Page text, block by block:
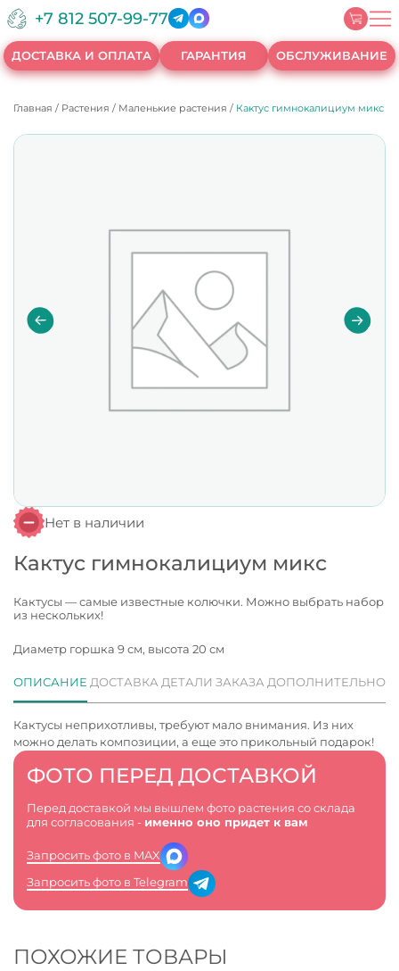
+7 812 507-99-77
ДОСТАВКА И ОПЛАТА ГАРАНТИЯ ОБСЛУЖИВАНИЕ
Главная / Растения / Маленькие растения / Кактус гимнокалициум микс
Нет в наличии
Кактус гимнокалициум микс
Кактусы — самые известные колючки. Можно выбрать набор
из нескольких!
Диаметр горшка 9 см, высота 20 см
ФОТО ПЕРЕД ДОСТАВКОЙ
Перед доставкой мы вышлем фото растения со склада
для согласования - именно оно придет к вам
Запросить фото в MAX
Запросить фото в Telegram
ОПИСАНИЕ ДОСТАВКАДЕТАЛИ ЗАКАЗАДОПОЛНИТЕЛЬНО
Кактусы неприхотливы, требуют мало внимания. Из них
можно делать композиции, а еще это прикольный подарок!
ПОХОЖИЕ ТОВАРЫ